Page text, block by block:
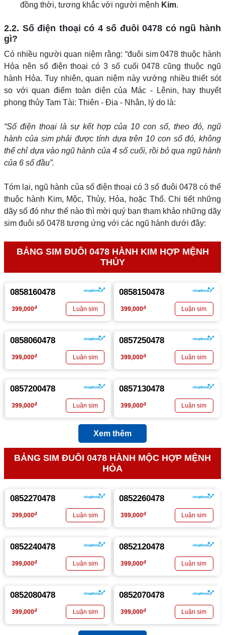
đồng thời, tương khắc với người mệnh Kim.
2.2. Số điện thoại có 4 số đuôi 0478 có ngũ hành
gì?
Có nhiều người quan niệm rằng: “đuôi sim 0478 thuộc hành
Hỏa nên số điện thoại có 3 số cuối 0478 cũng thuộc ngũ
hành Hỏa. Tuy nhiên, quan niệm này vướng nhiều thiết sót
so với quan điểm toàn diện của Mác - Lênin, hay thuyết
phong thủy Tam Tài: Thiên - Địa - Nhân, lý do là:
“Số điện thoại là sự kết hợp của 10 con số, theo đó, ngũ
hành của sim phải được tính dựa trên 10 con số đó, không
thể chỉ dựa vào ngũ hành của 4 số cuối, rồi bỏ qua ngũ hành
của 6 số đầu”.
Tóm lại, ngũ hành của số điện thoại có 3 số đuôi 0478 có thể
thuộc hành Kim, Mộc, Thủy, Hỏa, hoặc Thổ. Chi tiết những
dãy số đó như thế nào thì mời quý bạn tham khảo những dãy
sim đuôi số 0478 tương ứng với các ngũ hành dưới đây:
BẢNG SIM ĐUÔI 0478 HÀNH KIM HỢP MỆNH
THỦY
0858160478
399,000đ
0858150478
399,000đ
0858060478
399,000đ
0857250478
399,000đ
0857200478
399,000đ
0857130478
399,000đ
Xem thêm
BẢNG SIM ĐUÔI 0478 HÀNH MỘC HỢP MỆNH
HỎA
0852270478
399,000đ
0852260478
399,000đ
0852240478
399,000đ
0852120478
399,000đ
0852080478
399,000đ
0852070478
399,000đ